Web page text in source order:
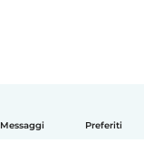
Messaggi Preferiti